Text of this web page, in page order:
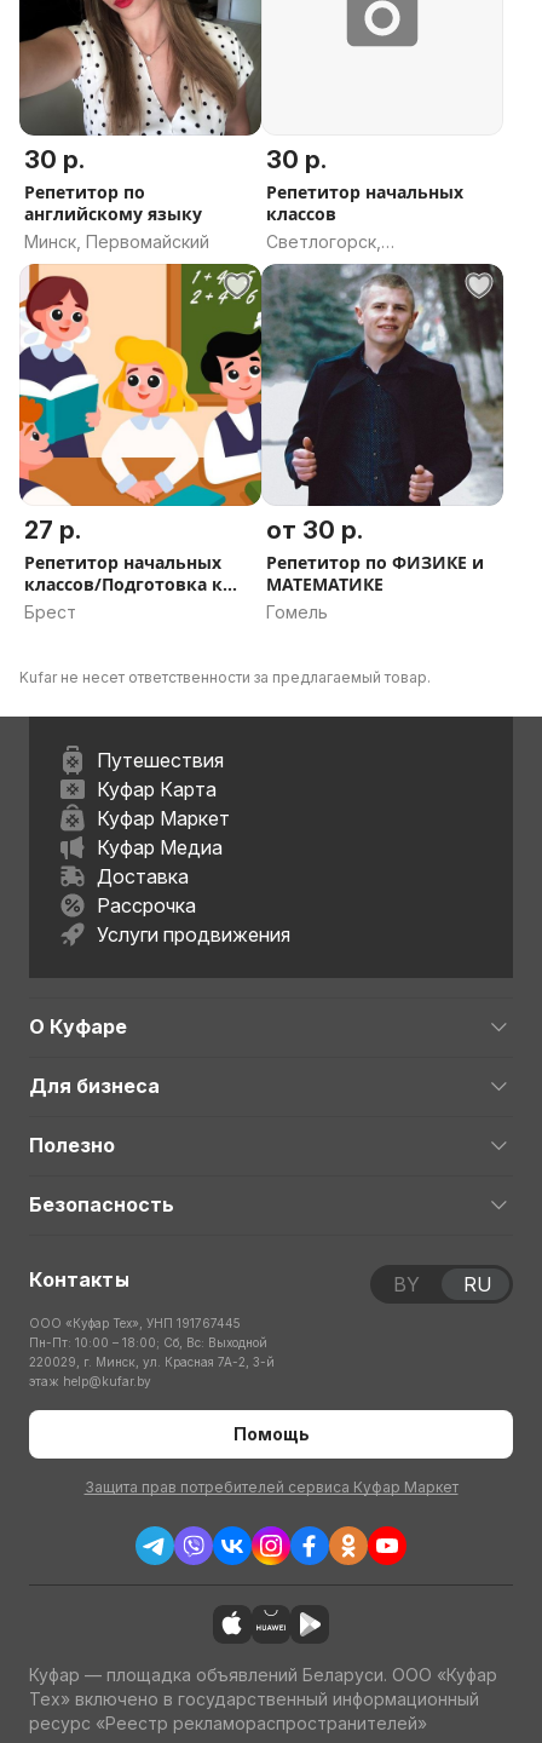
30 р.
Репетитор по
английскому языку
Минск, Первомайский
30 р.
Репетитор начальных
классов
Светлогорск,
Светлогорский район,
Гомельская область
27 р.
Репетитор начальных
классов/Подготовка к
школе
Брест
от 30 р.
Репетитор по ФИЗИКЕ и
МАТЕМАТИКЕ
Гомель
Kufar не несет ответственности за предлагаемый товар.
Путешествия
Куфар Карта
Куфар Маркет
Куфар Медиа
Доставка
Рассрочка
Услуги продвижения
О Куфаре
Для бизнеса
Полезно
Безопасность
Контакты
ООО «Куфар Тех», УНП 191767445
Пн-Пт: 10:00 – 18:00; Сб, Вс: Выходной
220029, г. Минск, ул. Красная 7А-2, 3-й
этаж help@kufar.by
Помощь
Защита прав потребителей сервиса Куфар Маркет
BY RU
Куфар — площадка объявлений Беларуси. ООО «Куфар
Тех» включено в государственный информационный
ресурс «Реестр рекламораспространителей»